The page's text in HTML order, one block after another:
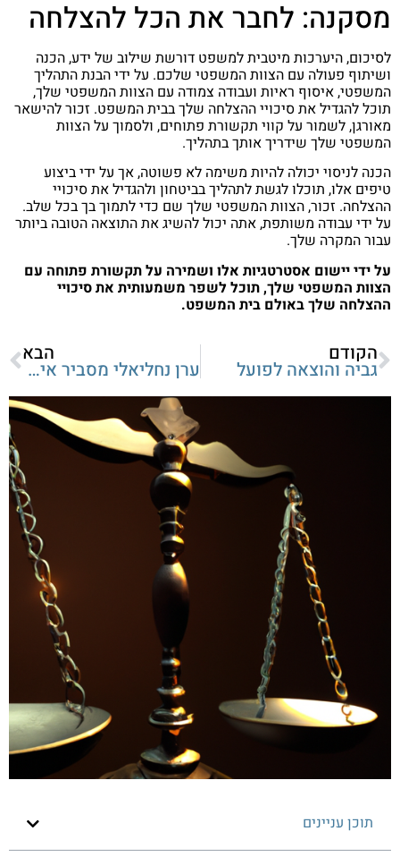
מסקנה: לחבר את הכל להצלחה
לסיכום, היערכות מיטבית למשפט דורשת שילוב של ידע, הכנה
ושיתוף פעולה עם הצוות המשפטי שלכם. על ידי הבנת התהליך
המשפטי, איסוף ראיות ועבודה צמודה עם הצוות המשפטי שלך,
תוכל להגדיל את סיכויי ההצלחה שלך בבית המשפט. זכור להישאר
מאורגן, לשמור על קווי תקשורת פתוחים, ולסמוך על הצוות
המשפטי שלך שידריך אותך בתהליך.
הכנה לניסוי יכולה להיות משימה לא פשוטה, אך על ידי ביצוע
טיפים אלו, תוכלו לגשת לתהליך בביטחון ולהגדיל את סיכויי
ההצלחה. זכור, הצוות המשפטי שלך שם כדי לתמוך בך בכל שלב.
על ידי עבודה משותפת, אתה יכול להשיג את התוצאה הטובה ביותר
עבור המקרה שלך.
על ידי יישום אסטרטגיות אלו ושמירה על תקשורת פתוחה עם
הצוות המשפטי שלך, תוכל לשפר משמעותית את סיכויי
ההצלחה שלך באולם בית המשפט.
הקודם
גביה והוצאה לפועל
הבא
ערן נחליאלי מסביר איך לבחור חברת ניהול כספים במיקור חוץ
תוכן עניינים